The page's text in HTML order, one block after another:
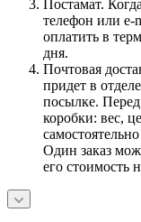
Постамат.
телефон или e-
оплатить в
дня.
Почтовая
придет в
посылке.
коробки: вес,
Один заказ
его стоимость